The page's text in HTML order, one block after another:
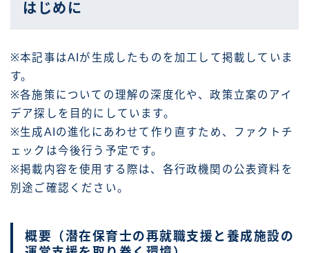
はじめに
※本記事はAIが生成したものを加工して掲載していま
す。
※各施策についての理解の深度化や、政策立案のアイ
デア探しを目的にしています。
※生成AIの進化にあわせて作り直すため、ファクトチ
ェックは今後行う予定です。
※掲載内容を使用する際は、各行政機関の公表資料を
別途ご確認ください。
概要（潜在保育士の再就職支援と養成施設の